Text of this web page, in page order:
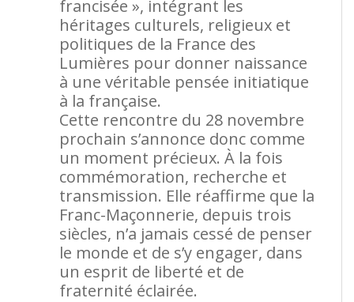
francisée », intégrant les
héritages culturels, religieux et
politiques de la France des
Lumières pour donner naissance
à une véritable pensée initiatique
à la française.
Cette rencontre du 28 novembre
prochain s’annonce donc comme
un moment précieux. À la fois
commémoration, recherche et
transmission. Elle réaffirme que la
Franc-Maçonnerie, depuis trois
siècles, n’a jamais cessé de penser
le monde et de s’y engager, dans
un esprit de liberté et de
fraternité éclairée.